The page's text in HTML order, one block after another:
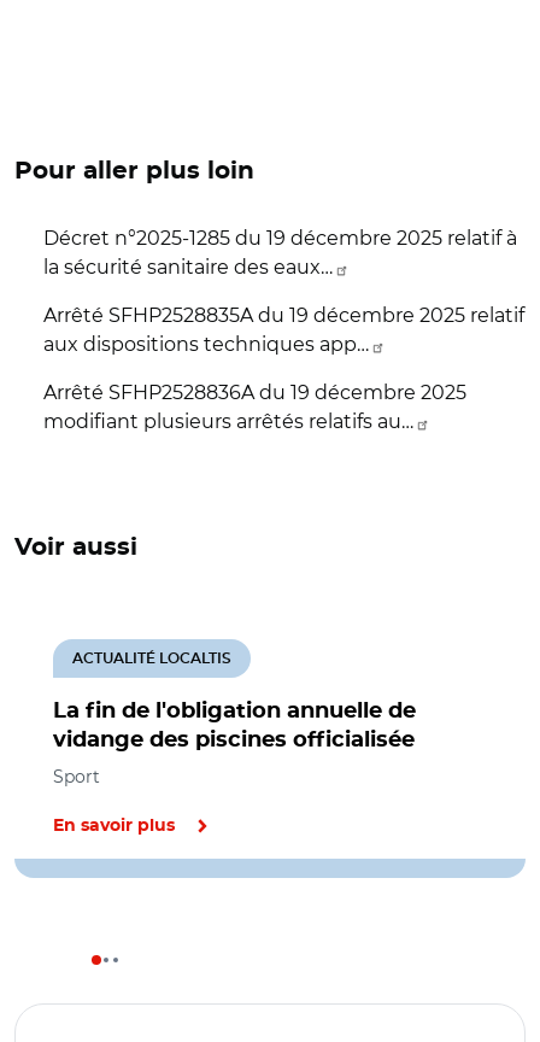
Pour aller plus loin
Décret n°2025-1285 du 19 décembre 2025 relatif à
la sécurité sanitaire des eaux…
Arrêté SFHP2528835A du 19 décembre 2025 relatif
aux dispositions techniques app…
Arrêté SFHP2528836A du 19 décembre 2025
modifiant plusieurs arrêtés relatifs au…
Voir aussi
La fin de l'obligation annuelle de
vidange des piscines officialisée
ACTUALITÉ LOCALTIS
Sport
En savoir plus